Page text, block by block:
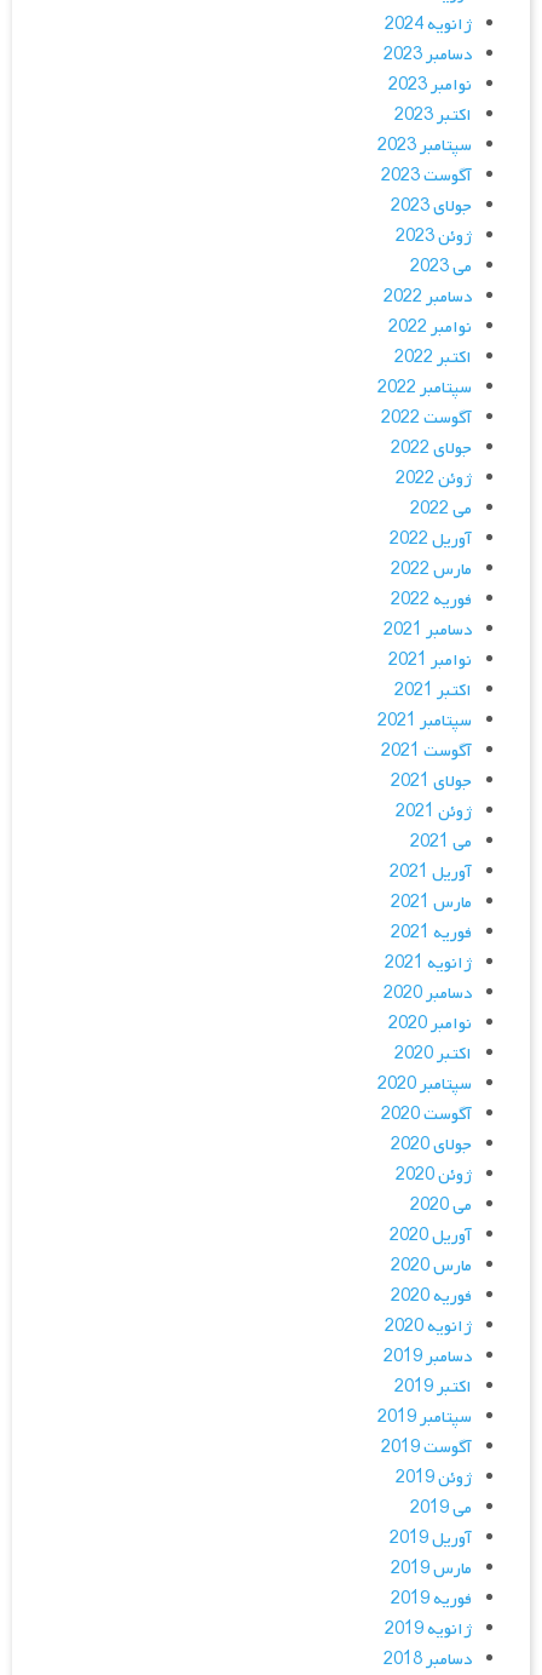
ژانویه 2024
دسامبر 2023
نوامبر 2023
اکتبر 2023
سپتامبر 2023
آگوست 2023
جولای 2023
ژوئن 2023
می 2023
دسامبر 2022
نوامبر 2022
اکتبر 2022
سپتامبر 2022
آگوست 2022
جولای 2022
ژوئن 2022
می 2022
آوریل 2022
مارس 2022
فوریه 2022
دسامبر 2021
نوامبر 2021
اکتبر 2021
سپتامبر 2021
آگوست 2021
جولای 2021
ژوئن 2021
می 2021
آوریل 2021
مارس 2021
فوریه 2021
ژانویه 2021
دسامبر 2020
نوامبر 2020
اکتبر 2020
سپتامبر 2020
آگوست 2020
جولای 2020
ژوئن 2020
می 2020
آوریل 2020
مارس 2020
فوریه 2020
ژانویه 2020
دسامبر 2019
اکتبر 2019
سپتامبر 2019
آگوست 2019
ژوئن 2019
می 2019
آوریل 2019
مارس 2019
فوریه 2019
ژانویه 2019
دسامبر 2018